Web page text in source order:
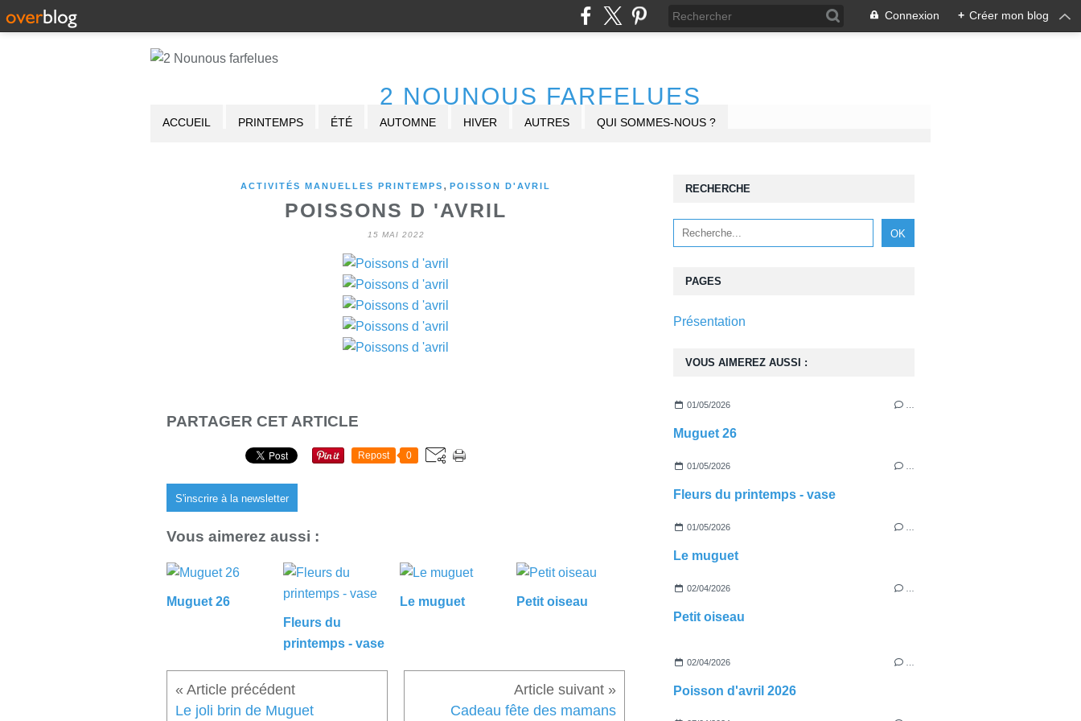
Connexion + Créer mon blog
2 NOUNOUS FARFELUES
ACCUEIL PRINTEMPS ÉTÉ AUTOMNE HIVER AUTRES QUI SOMMES-NOUS ?
ACTIVITÉS MANUELLES PRINTEMPS , POISSON D'AVRIL
POISSONS D 'AVRIL
15 MAI 2022
PARTAGER CET ARTICLE
Repost 0
S'inscrire à la newsletter
Vous aimerez aussi :
Muguet 26
Fleurs du
printemps - vase
Le muguet Petit oiseau
Le joli brin de Muguet Cadeau fête des mamans
RECHERCHE
VOUS AIMEREZ AUSSI :
01/05/2026
Muguet 26
01/05/2026
Fleurs du printemps - vase
01/05/2026
Le muguet
02/04/2026
Petit oiseau
02/04/2026
Poisson d'avril 2026
PAGES
Présentation